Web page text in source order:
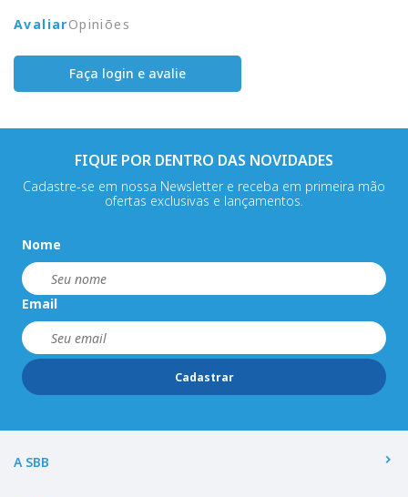
AvaliarOpiniões
Faça login e avalie
FIQUE POR DENTRO DAS NOVIDADES
Cadastre-se em nossa Newsletter e receba em primeira mão
ofertas exclusivas e lançamentos.
Nome
Email
Cadastrar
A SBB